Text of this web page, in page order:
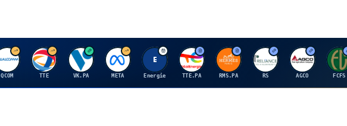
Q
QCOM
T
TTE
V
VK.PA
M
META
E
Energie
T
TTE.PA
H
RMS.PA
R
RS
A
AGCO
F
FCFS